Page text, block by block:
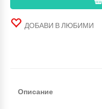
ДОБАВИ В ЛЮБИМИ
Описание